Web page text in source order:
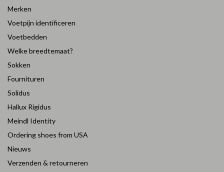
Merken
Voetpijn identificeren
Voetbedden
Welke breedtemaat?
Sokken
Fournituren
Solidus
Hallux Rigidus
Meindl Identity
Ordering shoes from USA
Nieuws
Verzenden & retourneren